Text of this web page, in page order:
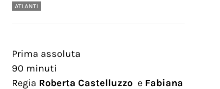
ATLANTI
Prima assoluta
90 minuti
Regia Roberta Castelluzzo e Fabiana